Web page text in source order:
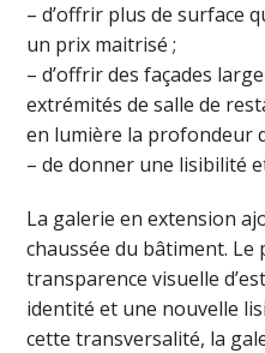
– d’offrir plus de surface
un prix maitrisé ;
– d’offrir des façades
extrémités de salle de
en lumière la profondeur
– de donner une lisibilité
La galerie en extension
chaussée du bâtiment.
transparence visuelle
identité et une nouvelle
cette transversalité, la